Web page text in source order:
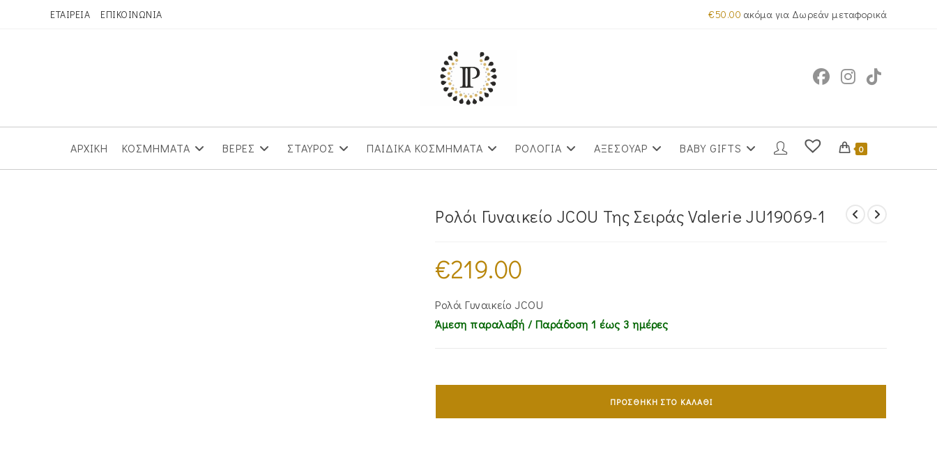
ΕΤΑΙΡΕΙΑ ΕΠΙΚΟΙΝΩΝΙΑ €50.00 ακόμα για Δωρεάν μεταφορικά
ΑΡΧΙΚΗ ΚΟΣΜΗΜΑΤΑ ΒΕΡΕΣ ΣΤΑΥΡΟΣ ΠΑΙΔΙΚΑ ΚΟΣΜΗΜΑΤΑ ΡΟΛΟΓΙΑ ΑΞΕΣΟΥΑΡ BABY GIFTS 0
Ρολόι Γυναικείο JCOU Της Σειράς Valerie JU19069-1
€219.00
Ρολόι Γυναικείο JCOU
Άμεση παραλαβή / Παράδoση 1 έως 3 ημέρες
Ρολόι
JCOU
ΠΡΟΣΘΉΚΗ ΣΤΟ ΚΑΛΆΘΙ